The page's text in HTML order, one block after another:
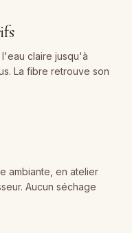
l'eau claire jusqu'à
La fibre retrouve son
ambiante, en atelier
Aucun séchage